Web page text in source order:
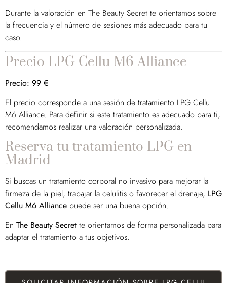
Durante la valoración en The Beauty Secret te orientamos sobre
la frecuencia y el número de sesiones más adecuado para tu
caso.
Precio LPG Cellu M6 Alliance
Precio: 99 €
El precio corresponde a una sesión de tratamiento LPG Cellu
M6 Alliance. Para definir si este tratamiento es adecuado para ti,
recomendamos realizar una valoración personalizada.
Reserva tu tratamiento LPG en
Madrid
Si buscas un tratamiento corporal no invasivo para mejorar la
firmeza de la piel, trabajar la celulitis o favorecer el drenaje, LPG
Cellu M6 Alliance puede ser una buena opción.
En The Beauty Secret te orientamos de forma personalizada para
adaptar el tratamiento a tus objetivos.